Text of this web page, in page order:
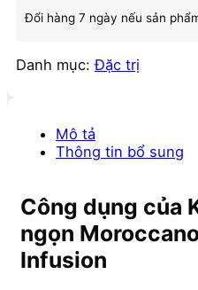
Đổi hàng 7 ngày nếu sản
Danh mục:Đặc trị
Mô tả
Thông tin bổ sung
Công dụng của
ngọn
Infusion